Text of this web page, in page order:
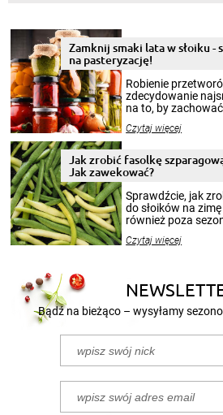
Zamknij smaki lata w słoiku -
na pasteryzację!
Robienie
zdecydowanie
na to, by
krajobrazów, by
pełni poczuć
miesięcy.
patenty, które
przetworów.
Czytaj więcej
Jak zrobić fasolkę
Jak zawekować?
Sprawdźcie, jak
do słoików na
również poza
nasze propozycje!
Czytaj więcej
Bądź na bieżąco – wysyłamy